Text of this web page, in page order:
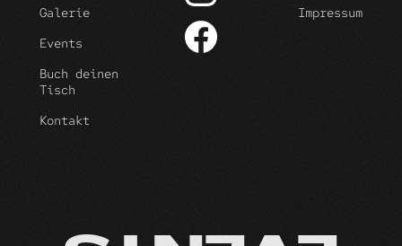
Galerie
Events
Buch deinen
Tisch
Kontakt
Impressum